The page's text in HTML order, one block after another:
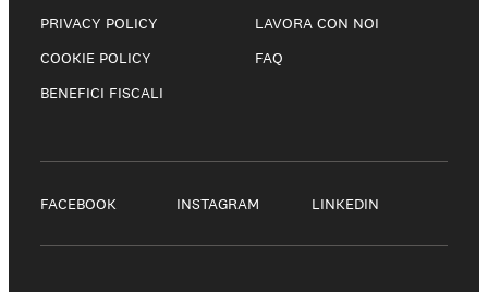
PRIVACY POLICY
COOKIE POLICY
BENEFICI FISCALI
LAVORA CON NOI
FAQ
FACEBOOK INSTAGRAM LINKEDIN